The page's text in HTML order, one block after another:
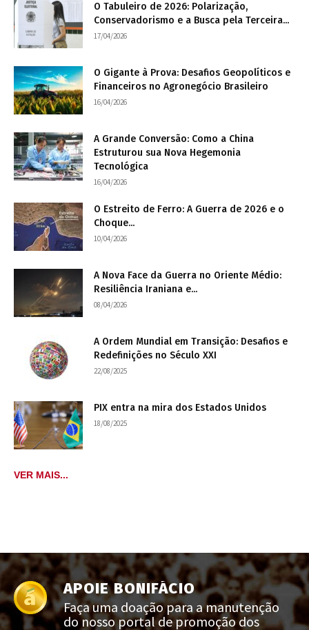
O Tabuleiro de 2026: Polarização,
Conservadorismo e a Busca pela Terceira...
17/04/2026
O Gigante à Prova: Desafios Geopolíticos e
Financeiros no Agronegócio Brasileiro
16/04/2026
A Grande Conversão: Como a China
Estruturou sua Nova Hegemonia
Tecnológica
16/04/2026
O Estreito de Ferro: A Guerra de 2026 e o
Choque...
10/04/2026
A Nova Face da Guerra no Oriente Médio:
Resiliência Iraniana e...
08/04/2026
A Ordem Mundial em Transição: Desafios e
Redefinições no Século XXI
22/08/2025
PIX entra na mira dos Estados Unidos
18/08/2025
VER MAIS...
APOIE BONIFÁCIO
Faça uma doação para a manutenção
do nosso portal de promoção dos